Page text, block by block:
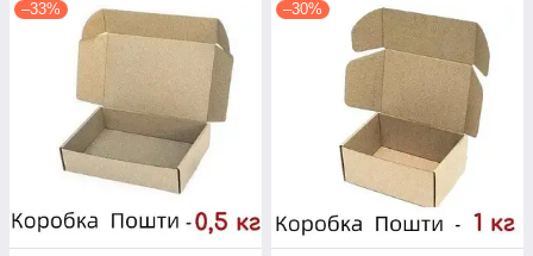
–33% –30%